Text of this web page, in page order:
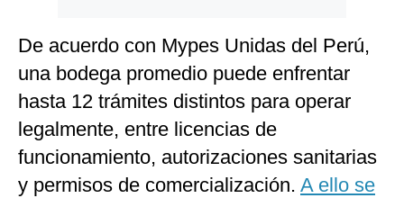
De acuerdo con Mypes Unidas del Perú,
una bodega promedio puede enfrentar
hasta 12 trámites distintos para operar
legalmente, entre licencias de
funcionamiento, autorizaciones sanitarias
y permisos de comercialización. A ello se